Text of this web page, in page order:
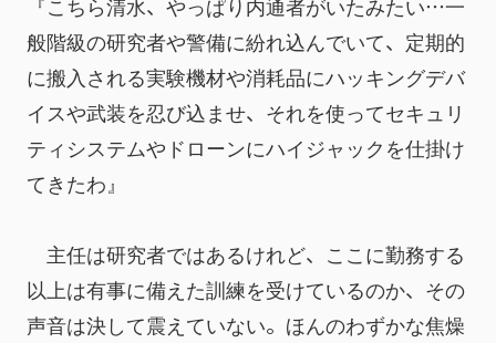
般階級の研究者や警備に紛れ込んでいて、定期的
に搬入される実験機材や消耗品にハッキングデバ
イスや武装を忍び込ませ、それを使ってセキュリ
ティシステムやドローンにハイジャックを仕掛け
てきたわ』
主任は研究者ではあるけれど、ここに勤務する
以上は有事に備えた訓練を受けているのか、その
声音は決して震えていない。ほんのわずかな焦燥